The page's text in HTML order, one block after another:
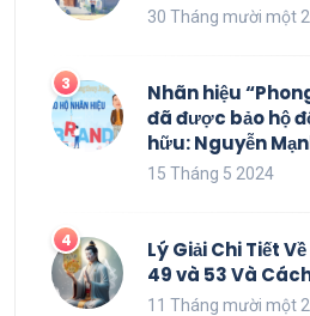
30 Tháng mười một
Nhãn hiệu
đã được bảo hộ
hữu: Nguyễn
15 Tháng 5 2024
Lý Giải Chi Tiết
49 và 53 Và
11 Tháng mười một